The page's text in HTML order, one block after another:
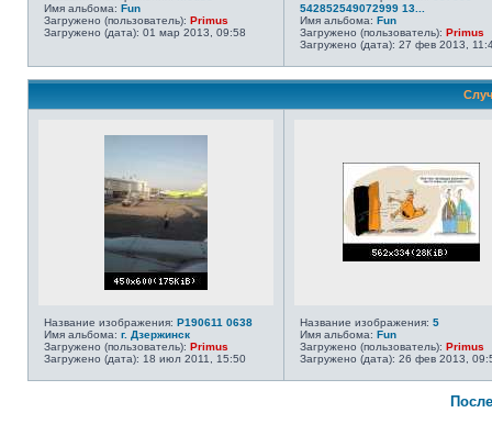
Имя альбома: Fun
Загружено (пользователь): Primus
Загружено (дата): 01 мар 2013, 09:58
542852549072999 13...
Имя альбома: Fun
Загружено (пользователь): Primus
Загружено (дата): 27 фев 2013,
Название изображения: P190611 0638
Имя альбома: г. Дзержинск
Загружено (пользователь): Primus
Загружено (дата): 18 июл 2011, 15:50
Название изображения: 5
Имя альбома: Fun
Загружено (пользователь): Primus
Загружено (дата): 26 фев 2013,